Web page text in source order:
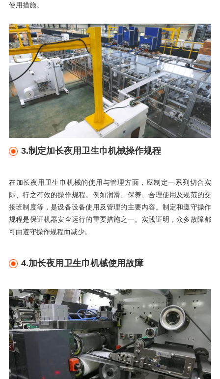
使用措施。
3.制定加长夜用卫生巾机械操作规程
在加长夜用卫生巾机械的使用与管理方面，应制定一系列切合实
际、行之有效的操作规程。例如润滑、保养、合理使用及规范的交
接班制度等，是设备设备使用及管理的主要内容。制定和遵守操作
规程是保证机器安全运行的重要措施之一。实践证明，众多故障都
可由遵守操作规程而减少。
4.加长夜用卫生巾机械使用故障